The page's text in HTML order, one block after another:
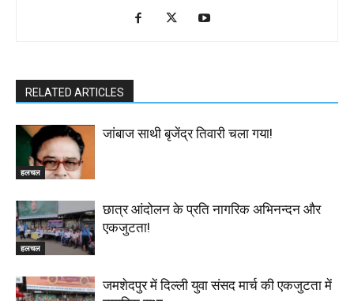
RELATED ARTICLES
हलचल
जांबाज साथी बृजेंद्र तिवारी चला गया!
हलचल
छात्र आंदोलन के प्रति नागरिक अभिनन्दन और
एकजुटता!
जमशेदपुर में दिल्ली युवा संसद मार्च की एकजुटता में